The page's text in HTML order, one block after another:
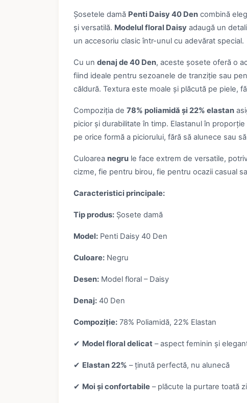
Șosetele damă Penti Daisy 40 Dencombină
și versatilă. Modelul floral Daisyadaugă un
un accesoriu clasic într-unul cu adevărat special.
Cu un denaj de 40 Den, aceste șosete oferă o
fiind ideale pentru sezoanele de tranziție sau
căldură. Textura este moale și plăcută pe piele,
Compoziția de 78% poliamidă și 22% elastan
picior și durabilitate în timp. Elastanul în
pe orice formă a piciorului, fără să alunece sau
Culoarea negrule face extrem de versatile,
cizme, fie pentru birou, fie pentru ocazii casual
Caracteristici principale:
Tip produs:Șosete damă
Model:Penti Daisy 40 Den
Culoare:Negru
Desen:Model floral – Daisy
Denaj:40 Den
Compoziție:78% Poliamidă, 22% Elastan
✔ Model floral delicat– aspect feminin și
✔ Elastan 22% – ținută perfectă, nu alunecă
✔ Moi și confortabile– plăcute la purtare toată